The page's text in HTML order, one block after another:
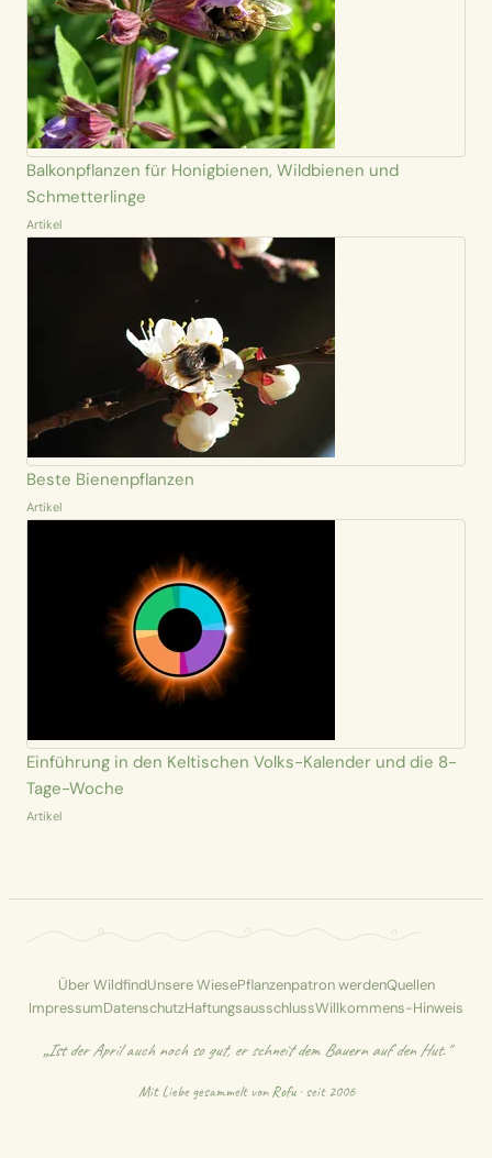
Balkonpflanzen für Honigbienen, Wildbienen und
Schmetterlinge
Artikel
Beste Bienenpflanzen
Artikel
Einführung in den Keltischen Volks-Kalender und die 8-
Tage-Woche
Artikel
Über WildfindUnsere WiesePflanzenpatron werdenQuellen
ImpressumDatenschutzHaftungsausschlussWillkommens-Hinweis
„Ist der April auch noch so gut, er schneit dem Bauern auf den Hut."
Mit Liebe gesammelt vonRofu· seit 2006